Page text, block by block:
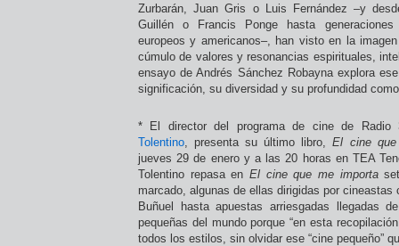
Zurbarán, Juan Gris o Luis Fernández –y
Guillén o Francis Ponge hasta
europeos y americanos–, han visto en la
cúmulo de valores y resonancias espirituales,
ensayo de Andrés Sánchez Robayna explora
significación, su diversidad y su profundidad
* El director del programa de cine de
Tolentino, presenta su último libro,El cine
jueves 29 de enero y a las 20 horas en TEA
Tolentino repasa en El cine que me importa
marcado, algunas de ellas dirigidas por cineastas
Buñuel hasta apuestas arriesgadas llegadas
pequeñas del mundo porque “en esta
todos los estilos, sin olvidar ese “cine pequeño”